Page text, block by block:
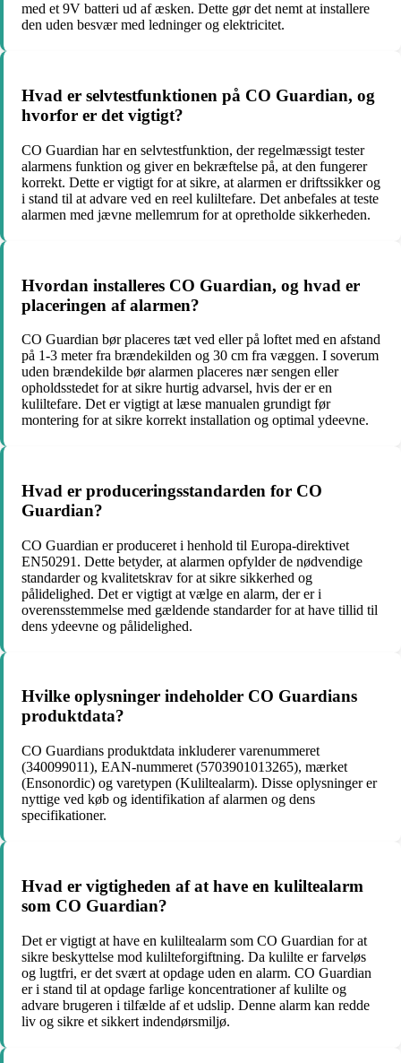
med et 9V batteri ud af æsken. Dette gør det nemt at installere
den uden besvær med ledninger og elektricitet.
Hvad er selvtestfunktionen på CO Guardian, og
hvorfor er det vigtigt?
CO Guardian har en selvtestfunktion, der regelmæssigt tester
alarmens funktion og giver en bekræftelse på, at den fungerer
korrekt. Dette er vigtigt for at sikre, at alarmen er driftssikker og
i stand til at advare ved en reel kuliltefare. Det anbefales at teste
alarmen med jævne mellemrum for at opretholde sikkerheden.
Hvordan installeres CO Guardian, og hvad er
placeringen af alarmen?
CO Guardian bør placeres tæt ved eller på loftet med en afstand
på 1-3 meter fra brændekilden og 30 cm fra væggen. I soverum
uden brændekilde bør alarmen placeres nær sengen eller
opholdsstedet for at sikre hurtig advarsel, hvis der er en
kuliltefare. Det er vigtigt at læse manualen grundigt før
montering for at sikre korrekt installation og optimal ydeevne.
Hvad er produceringsstandarden for CO
Guardian?
CO Guardian er produceret i henhold til Europa-direktivet
EN50291. Dette betyder, at alarmen opfylder de nødvendige
standarder og kvalitetskrav for at sikre sikkerhed og
pålidelighed. Det er vigtigt at vælge en alarm, der er i
overensstemmelse med gældende standarder for at have tillid til
dens ydeevne og pålidelighed.
Hvilke oplysninger indeholder CO Guardians
produktdata?
CO Guardians produktdata inkluderer varenummeret
(340099011), EAN-nummeret (5703901013265), mærket
(Ensonordic) og varetypen (Kuliltealarm). Disse oplysninger er
nyttige ved køb og identifikation af alarmen og dens
specifikationer.
Hvad er vigtigheden af at have en kuliltealarm
som CO Guardian?
Det er vigtigt at have en kuliltealarm som CO Guardian for at
sikre beskyttelse mod kulilteforgiftning. Da kulilte er farveløs
og lugtfri, er det svært at opdage uden en alarm. CO Guardian
er i stand til at opdage farlige koncentrationer af kulilte og
advare brugeren i tilfælde af et udslip. Denne alarm kan redde
liv og sikre et sikkert indendørsmiljø.